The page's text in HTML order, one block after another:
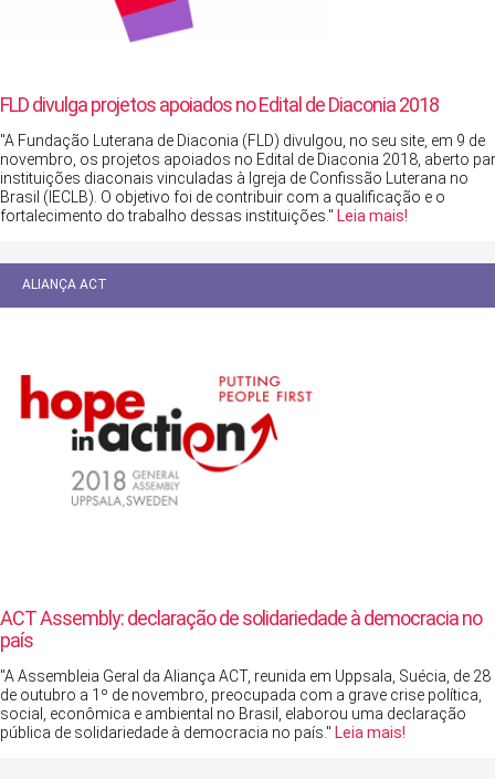
FLD divulga projetos apoiados no Edital de Diaconia 2018
"A Fundação Luterana de Diaconia (FLD) divulgou, no seu site, em 9 de
novembro, os projetos apoiados no Edital de Diaconia 2018, aberto
instituições diaconais vinculadas à Igreja de Confissão Luterana no
Brasil (IECLB). O objetivo foi de contribuir com a qualificação e o
fortalecimento do trabalho dessas instituições." Leia mais!
ALIANÇA ACT
ACT Assembly: declaração de solidariedade à democracia no
país
"A Assembleia Geral da Aliança ACT, reunida em Uppsala, Suécia, de 28
de outubro a 1º de novembro, preocupada com a grave crise política,
social, econômica e ambiental no Brasil, elaborou uma declaração
pública de solidariedade à democracia no país." Leia mais!